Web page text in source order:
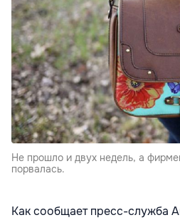
Не прошло и двух недель, а
порвалась.
Как сообщает пресс-служба